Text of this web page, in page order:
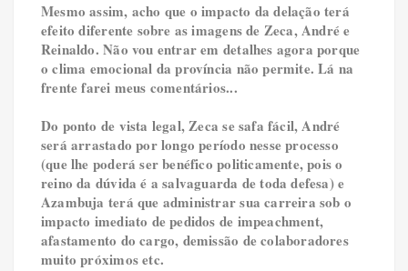
Mesmo assim, acho que o impacto da delação terá
efeito diferente sobre as imagens de Zeca, André e
Reinaldo. Não vou entrar em detalhes agora porque
o clima emocional da província não permite. Lá na
frente farei meus comentários...
Do ponto de vista legal, Zeca se safa fácil, André
será arrastado por longo período nesse processo
(que lhe poderá ser benéfico politicamente, pois o
reino da dúvida é a salvaguarda de toda defesa) e
Azambuja terá que administrar sua carreira sob o
impacto imediato de pedidos de impeachment,
afastamento do cargo, demissão de colaboradores
muito próximos etc.